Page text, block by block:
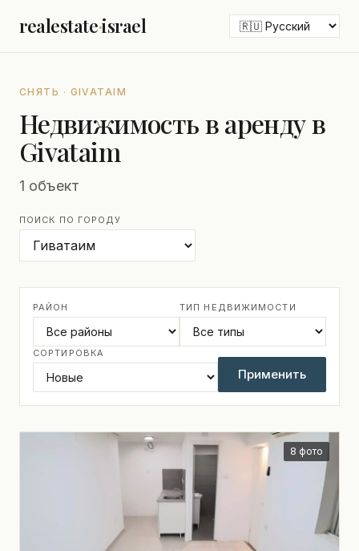
realestate·israel
СНЯТЬ · GIVATAIM
Недвижимость в аренду в
Givataim
1 объект
ПОИСК ПО ГОРОДУ
РАЙОН ТИП НЕДВИЖИМОСТИ
СОРТИРОВКА
Применить
8 фото